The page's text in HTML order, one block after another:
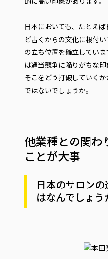
日本においても、たとえ
ど古くからの文化に根付
の立ち位置を確立してい
は過当競争に陥りがちな印
そこをどう打破していく
ではないでしょうか。
他業種との関わ
ことが大事
日本のサロン
はなんでしょう